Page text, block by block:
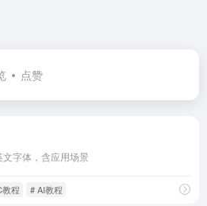
点赞
字体，含应用场景
程 # AI教程